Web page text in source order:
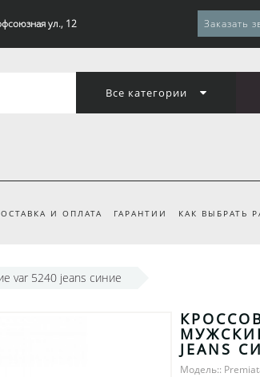
ул., 12 Заказать
Все категории
И ОПЛАТА ГАРАНТИИ КАК ВЫБРАТЬ
var 5240 jeans синие
JEANS
Модель::